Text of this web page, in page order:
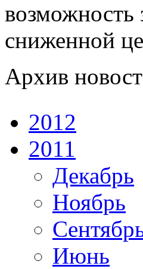
возможность
сниженной
Архив
2012
2011
Декабрь
Ноябрь
Июнь